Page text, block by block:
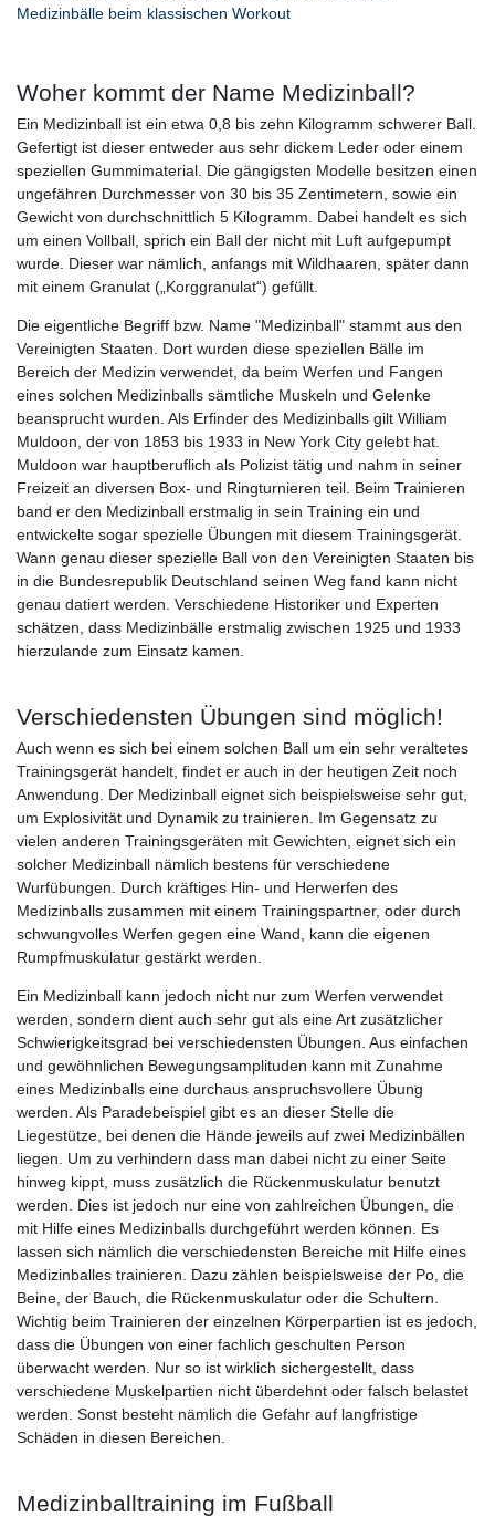
Medizinbälle beim klassischen Workout
Woher kommt der Name Medizinball?
Ein Medizinball ist ein etwa 0,8 bis zehn Kilogramm schwerer Ball.
Gefertigt ist dieser entweder aus sehr dickem Leder oder einem
speziellen Gummimaterial. Die gängigsten Modelle besitzen einen
ungefähren Durchmesser von 30 bis 35 Zentimetern, sowie ein
Gewicht von durchschnittlich 5 Kilogramm. Dabei handelt es sich
um einen Vollball, sprich ein Ball der nicht mit Luft aufgepumpt
wurde. Dieser war nämlich, anfangs mit Wildhaaren, später dann
mit einem Granulat („Korggranulat“) gefüllt.
Die eigentliche Begriff bzw. Name "Medizinball" stammt aus den
Vereinigten Staaten. Dort wurden diese speziellen Bälle im
Bereich der Medizin verwendet, da beim Werfen und Fangen
eines solchen Medizinballs sämtliche Muskeln und Gelenke
beansprucht wurden. Als Erfinder des Medizinballs gilt William
Muldoon, der von 1853 bis 1933 in New York City gelebt hat.
Muldoon war hauptberuflich als Polizist tätig und nahm in seiner
Freizeit an diversen Box- und Ringturnieren teil. Beim Trainieren
band er den Medizinball erstmalig in sein Training ein und
entwickelte sogar spezielle Übungen mit diesem Trainingsgerät.
Wann genau dieser spezielle Ball von den Vereinigten Staaten bis
in die Bundesrepublik Deutschland seinen Weg fand kann nicht
genau datiert werden. Verschiedene Historiker und Experten
schätzen, dass Medizinbälle erstmalig zwischen 1925 und 1933
hierzulande zum Einsatz kamen.
Verschiedensten Übungen sind möglich!
Auch wenn es sich bei einem solchen Ball um ein sehr veraltetes
Trainingsgerät handelt, findet er auch in der heutigen Zeit noch
Anwendung. Der Medizinball eignet sich beispielsweise sehr gut,
um Explosivität und Dynamik zu trainieren. Im Gegensatz zu
vielen anderen Trainingsgeräten mit Gewichten, eignet sich ein
solcher Medizinball nämlich bestens für verschiedene
Wurfübungen. Durch kräftiges Hin- und Herwerfen des
Medizinballs zusammen mit einem Trainingspartner, oder durch
schwungvolles Werfen gegen eine Wand, kann die eigenen
Rumpfmuskulatur gestärkt werden.
Ein Medizinball kann jedoch nicht nur zum Werfen verwendet
werden, sondern dient auch sehr gut als eine Art zusätzlicher
Schwierigkeitsgrad bei verschiedensten Übungen. Aus einfachen
und gewöhnlichen Bewegungsamplituden kann mit Zunahme
eines Medizinballs eine durchaus anspruchsvollere Übung
werden. Als Paradebeispiel gibt es an dieser Stelle die
Liegestütze, bei denen die Hände jeweils auf zwei Medizinbällen
liegen. Um zu verhindern dass man dabei nicht zu einer Seite
hinweg kippt, muss zusätzlich die Rückenmuskulatur benutzt
werden. Dies ist jedoch nur eine von zahlreichen Übungen, die
mit Hilfe eines Medizinballs durchgeführt werden können. Es
lassen sich nämlich die verschiedensten Bereiche mit Hilfe eines
Medizinballes trainieren. Dazu zählen beispielsweise der Po, die
Beine, der Bauch, die Rückenmuskulatur oder die Schultern.
Wichtig beim Trainieren der einzelnen Körperpartien ist es jedoch,
dass die Übungen von einer fachlich geschulten Person
überwacht werden. Nur so ist wirklich sichergestellt, dass
verschiedene Muskelpartien nicht überdehnt oder falsch belastet
werden. Sonst besteht nämlich die Gefahr auf langfristige
Schäden in diesen Bereichen.
Medizinballtraining im Fußball